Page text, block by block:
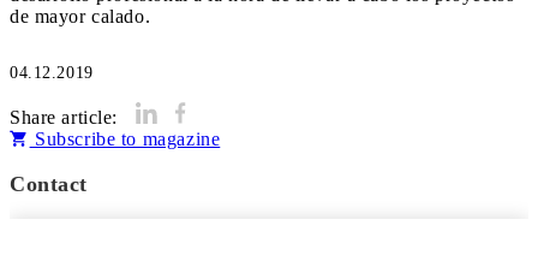
de mayor calado.
04.12.2019
Share article:
Subscribe to magazine
Contact